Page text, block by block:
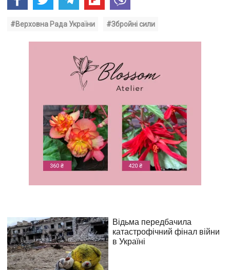
#Верховна Рада України #Збройні сили